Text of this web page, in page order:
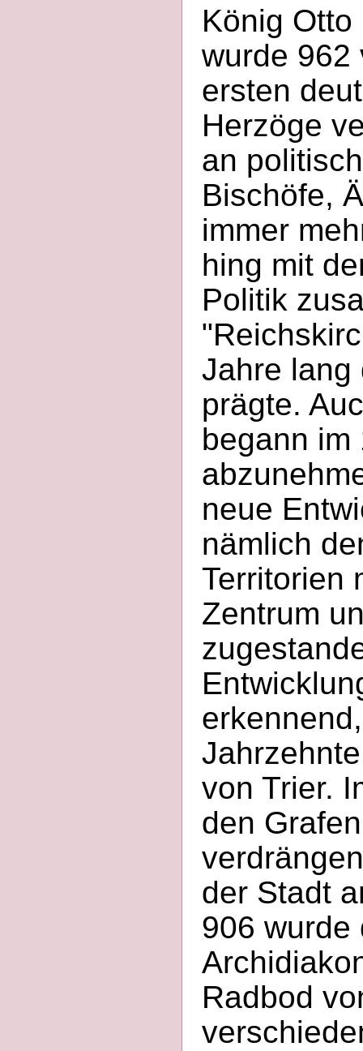
König
wurde 962
ersten
Herzöge
an
Bischöfe,
immer
hing mit
Politik
Jahre lang
prägte.
begann im
neue
nämlich
Territorien
Zentrum
von Trier.
den
der Stadt
906 wurde
Radbod